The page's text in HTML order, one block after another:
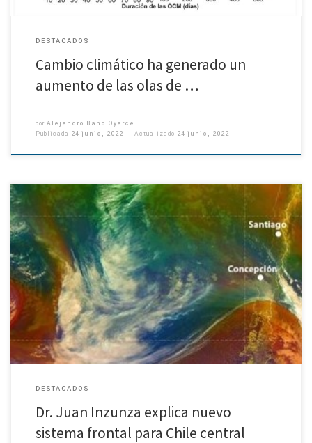
DESTACADOS
Cambio climático ha generado un
aumento de las olas de …
por Alejandro Baño Oyarce
Publicada 24 junio, 2022 Actualizado 24 junio, 2022
Entrevista en diario Las Últimas Noticias complementa nota con diversos
expertos en climatología
DESTACADOS
Dr. Juan Inzunza explica nuevo
sistema frontal para Chile central